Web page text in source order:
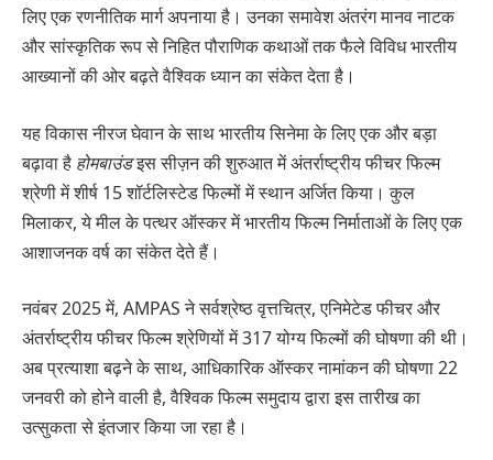
लिए एक रणनीतिक मार्ग अपनाया है। उनका समावेश अंतरंग मानव नाटक
और सांस्कृतिक रूप से निहित पौराणिक कथाओं तक फैले विविध भारतीय
आख्यानों की ओर बढ़ते वैश्विक ध्यान का संकेत देता है।
यह विकास नीरज घेवान के साथ भारतीय सिनेमा के लिए एक और बड़ा
बढ़ावा है होमबाउंडइस सीज़न की शुरुआत में अंतर्राष्ट्रीय फीचर फिल्म
श्रेणी में शीर्ष 15 शॉर्टलिस्टेड फिल्मों में स्थान अर्जित किया। कुल
मिलाकर, ये मील के पत्थर ऑस्कर में भारतीय फिल्म निर्माताओं के लिए एक
आशाजनक वर्ष का संकेत देते हैं।
नवंबर 2025 में, AMPAS ने सर्वश्रेष्ठ वृत्तचित्र, एनिमेटेड फीचर और
अंतर्राष्ट्रीय फीचर फिल्म श्रेणियों में 317 योग्य फिल्मों की घोषणा की थी।
अब प्रत्याशा बढ़ने के साथ, आधिकारिक ऑस्कर नामांकन की घोषणा 22
जनवरी को होने वाली है, वैश्विक फिल्म समुदाय द्वारा इस तारीख का
उत्सुकता से इंतजार किया जा रहा है।